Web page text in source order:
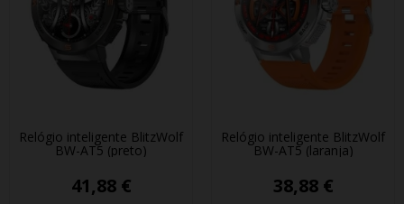
Relógio inteligente BlitzWolf
BW-AT5 (preto)
41,88 €
Relógio inteligente BlitzWolf
BW-AT5 (laranja)
38,88 €